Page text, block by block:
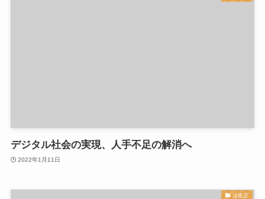
デジタル社会の実現、人手不足の解消へ
2022年1月11日
法改正